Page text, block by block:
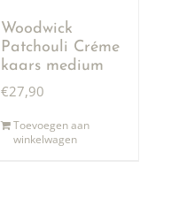
Woodwick
Patchouli Créme
kaars medium
€27,90
Toevoegen aan
winkelwagen